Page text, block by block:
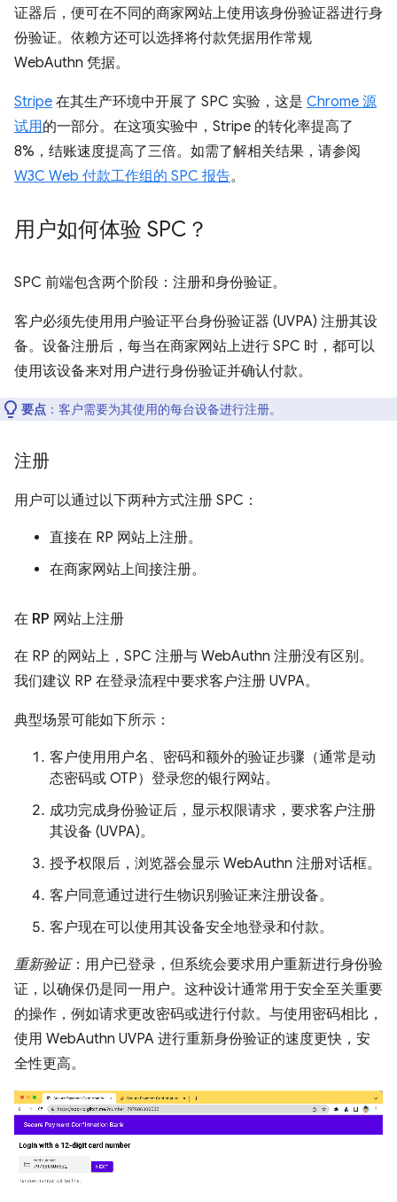
证器后，便可在不同的商家网站上使用该身份验证器进行身
份验证。依赖方还可以选择将付款凭据用作常规
WebAuthn 凭据。
Stripe 在其生产环境中开展了 SPC 实验，这是 Chrome 源
试用的一部分。在这项实验中，Stripe 的转化率提高了
8%，结账速度提高了三倍。如需了解相关结果，请参阅
W3C Web 付款工作组的 SPC 报告。
用户如何体验 SPC？
SPC 前端包含两个阶段：注册和身份验证。
客户必须先使用用户验证平台身份验证器 (UVPA) 注册其设
备。设备注册后，每当在商家网站上进行 SPC 时，都可以
使用该设备来对用户进行身份验证并确认付款。
要点 ：客户需要为其使用的每台设备进行注册。
注册
用户可以通过以下两种方式注册 SPC：
直接在 RP 网站上注册。
在商家网站上间接注册。
在 RP 网站上注册
在 RP 的网站上，SPC 注册与 WebAuthn 注册没有区别。
我们建议 RP 在登录流程中要求客户注册 UVPA。
典型场景可能如下所示：
客户使用用户名、密码和额外的验证步骤（通常是动
态密码或 OTP）登录您的银行网站。
成功完成身份验证后，显示权限请求，要求客户注册
其设备 (UVPA)。
授予权限后，浏览器会显示 WebAuthn 注册对话框。
客户同意通过进行生物识别验证来注册设备。
客户现在可以使用其设备安全地登录和付款。
重新验证：用户已登录，但系统会要求用户重新进行身份验
证，以确保仍是同一用户。这种设计通常用于安全至关重要
的操作，例如请求更改密码或进行付款。与使用密码相比，
使用 WebAuthn UVPA 进行重新身份验证的速度更快，安
全性更高。